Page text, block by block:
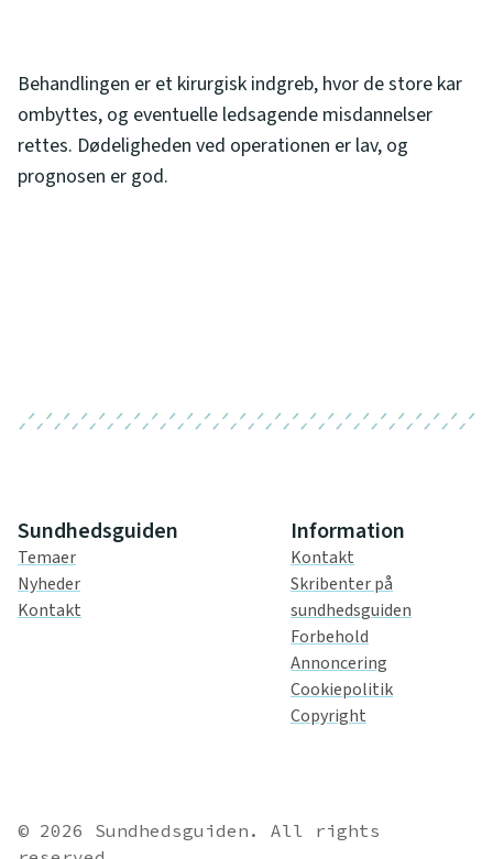
Behandlingen er et kirurgisk indgreb, hvor de store kar
ombyttes, og eventuelle ledsagende misdannelser
rettes. Dødeligheden ved operationen er lav, og
prognosen er god.
Sundhedsguiden
Temaer
Nyheder
Kontakt
Information
Kontakt
Skribenter på
sundhedsguiden
Forbehold
Annoncering
Cookiepolitik
Copyright
© 2026 Sundhedsguiden. All rights